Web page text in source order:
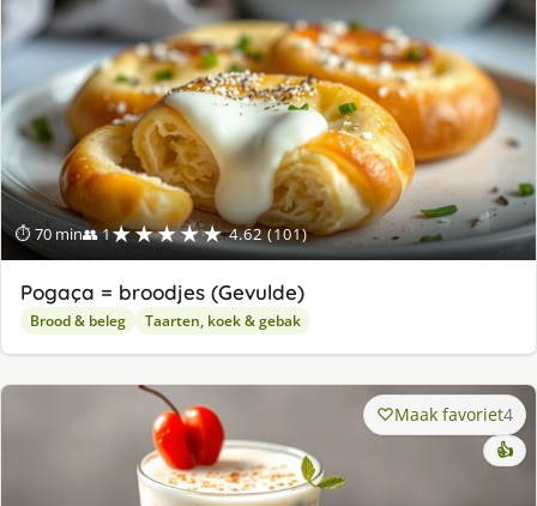
⏱ 70 min👥 1★★★★★ 4.62 (101)
Pogaça = broodjes (Gevulde)
Brood & beleg Taarten, koek & gebak
Maak favoriet4
👍